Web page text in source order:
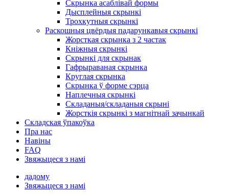
Скрынка асаблівай формы
Дысплейныя скрынкі
Трохкутныя скрынкі
Раскошныя цвёрдыя падарункавыя скрынкі
Жорсткая скрынка з 2 частак
Кніжныя скрынкі
Скрынкі для скрынак
Гафрыраваная скрынка
Круглая скрынка
Скрынка ў форме сэрца
Наплечныя скрынкі
Складаныя/складаныя скрыні
Жорсткія скрынкі з магнітнай зачынкай
Складская ўпакоўка
Пра нас
Навіны
FAQ
Звяжыцеся з намі
дадому
Звяжыцеся з намі